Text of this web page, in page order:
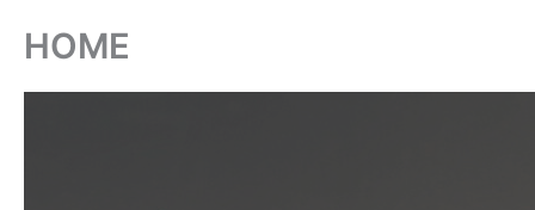
HOME